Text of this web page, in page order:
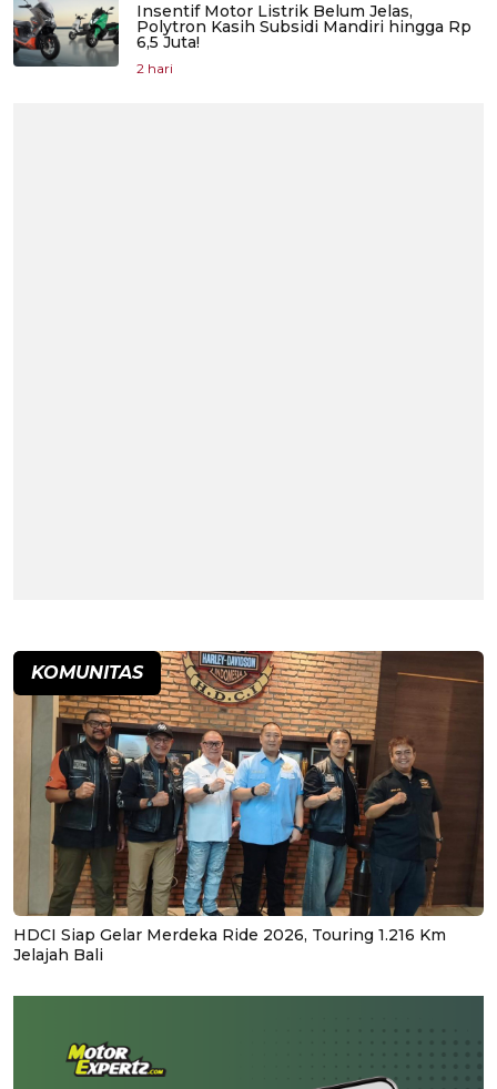
Insentif Motor Listrik Belum Jelas,
Polytron Kasih Subsidi Mandiri hingga Rp
6,5 Juta!
2 hari
KOMUNITAS
HDCI Siap Gelar Merdeka Ride 2026, Touring 1.216 Km
Jelajah Bali